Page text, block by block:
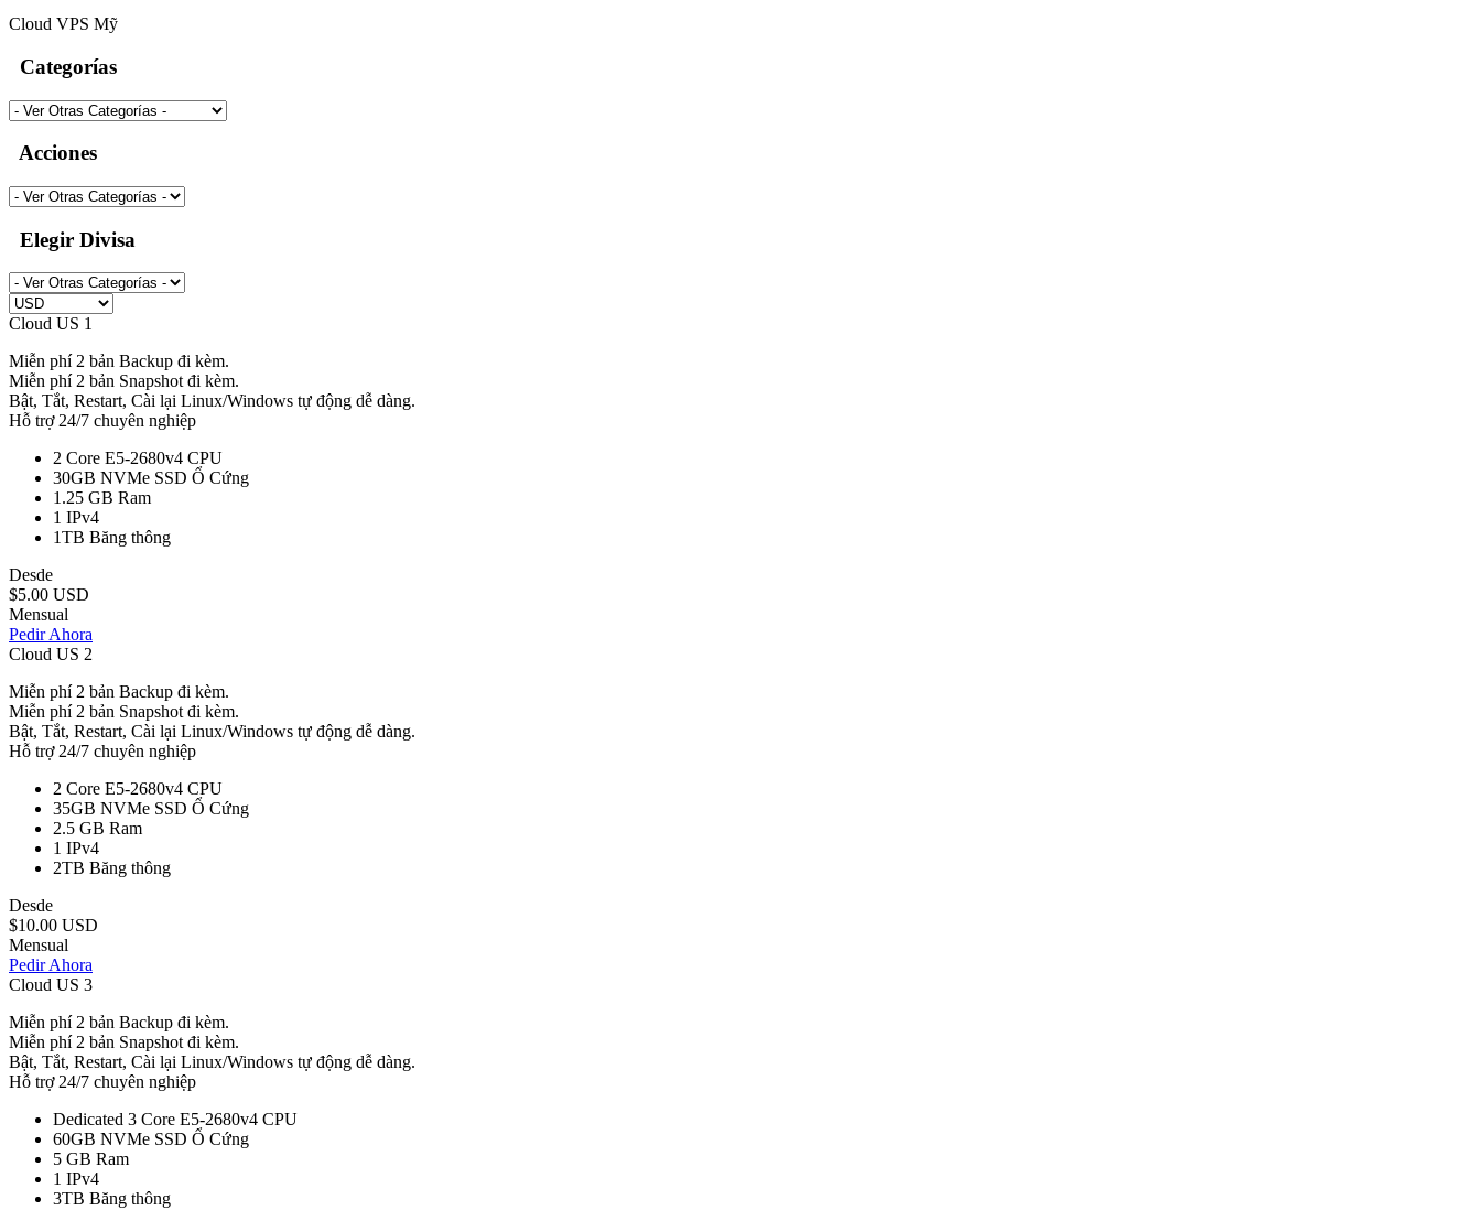
Cloud VPS Mỹ
Categorías
Acciones
Elegir Divisa
Cloud US 1
Miễn phí 2 bản Backup đi kèm.
Miễn phí 2 bản Snapshot đi kèm.
Bật, Tắt, Restart, Cài lại Linux/Windows tự động dễ dàng.
Hỗ trợ 24/7 chuyên nghiệp
2 Core E5-2680v4 CPU
30GB NVMe SSD Ổ Cứng
1.25 GB Ram
1 IPv4
1TB Băng thông
Desde
$5.00 USD
Mensual
Pedir Ahora
Cloud US 2
Miễn phí 2 bản Backup đi kèm.
Miễn phí 2 bản Snapshot đi kèm.
Bật, Tắt, Restart, Cài lại Linux/Windows tự động dễ dàng.
Hỗ trợ 24/7 chuyên nghiệp
2 Core E5-2680v4 CPU
35GB NVMe SSD Ổ Cứng
2.5 GB Ram
1 IPv4
2TB Băng thông
Desde
$10.00 USD
Mensual
Pedir Ahora
Cloud US 3
Miễn phí 2 bản Backup đi kèm.
Miễn phí 2 bản Snapshot đi kèm.
Bật, Tắt, Restart, Cài lại Linux/Windows tự động dễ dàng.
Hỗ trợ 24/7 chuyên nghiệp
Dedicated 3 Core E5-2680v4 CPU
60GB NVMe SSD Ổ Cứng
5 GB Ram
1 IPv4
3TB Băng thông